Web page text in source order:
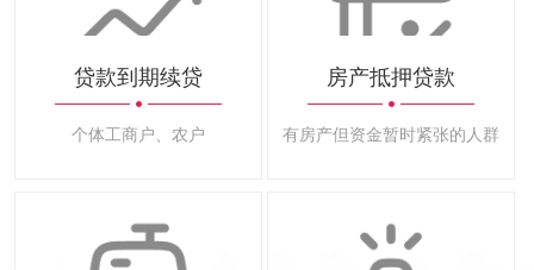
贷款到期续贷
个体工商户、农户
房产抵押贷款
有房产但资金暂时紧张的人群